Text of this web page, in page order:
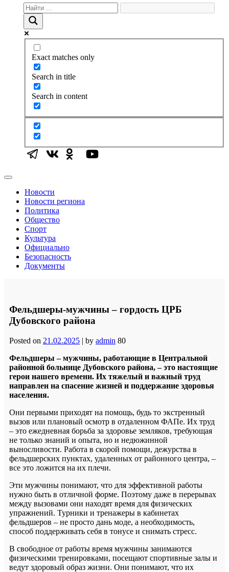
Exact matches only
Search in title
Search in content
Новости
Новости региона
Политика
Общество
Спорт
Культура
Официально
Безопасность
Документы
Фельдшеры-мужчины – гордость ЦРБ
Дубовского района
Posted on 21.02.2025 | by admin 80
Фельдшеры – мужчины, работающие в Центральной
районной больнице Дубовского района, – это настоящие
герои нашего времени. Их тяжелый и важный труд
направлен на спасение жизней и поддержание здоровья
населения.
Они первыми приходят на помощь, будь то экстренный
вызов или плановый осмотр в отдаленном ФАПе. Их труд
– это ежедневная борьба за здоровье земляков, требующая
не только знаний и опыта, но и недюжинной
выносливости. Работа в скорой помощи, дежурства в
фельдшерских пунктах, удаленных от районного центра, –
все это ложится на их плечи.
Эти мужчины понимают, что для эффективной работы
нужно быть в отличной форме. Поэтому даже в перерывах
между вызовами они находят время для физических
упражнений. Турники и тренажеры в кабинетах
фельдшеров – не просто дань моде, а необходимость,
способ поддерживать себя в тонусе и снимать стресс.
В свободное от работы время мужчины занимаются
физическими тренировками, посещают спортивные залы и
ведут здоровый образ жизни. Они понимают, что их